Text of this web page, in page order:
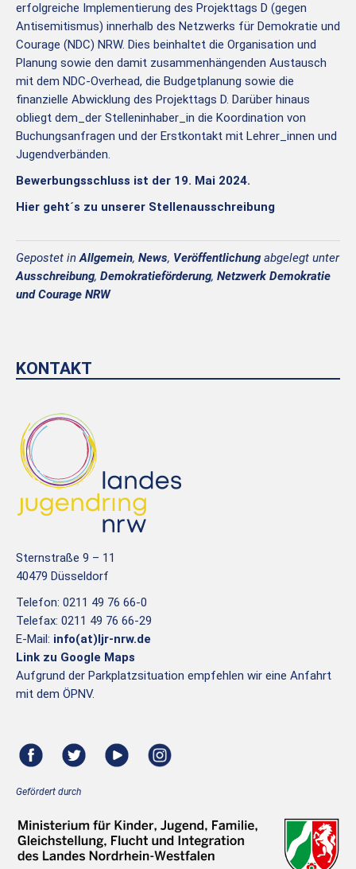
erfolgreiche Implementierung des Projekttags D (gegen
Antisemitismus) innerhalb des Netzwerks für Demokratie und
Courage (NDC) NRW. Dies beinhaltet die Organisation und
Planung sowie den damit zusammenhängenden Austausch
mit dem NDC-Overhead, die Budgetplanung sowie die
finanzielle Abwicklung des Projekttags D. Darüber hinaus
obliegt dem_der Stelleninhaber_in die Koordination von
Buchungsanfragen und der Erstkontakt mit Lehrer_innen und
Jugendverbänden.
Bewerbungsschluss ist der 19. Mai 2024.
Hier geht´s zu unserer Stellenausschreibung
Gepostet inAllgemein, News, Veröffentlichung abgelegt unter
Ausschreibung, Demokratieförderung, Netzwerk Demokratie
und Courage NRW
KONTAKT
Sternstraße 9 – 11
40479 Düsseldorf
Telefon: 0211 49 76 66-0
Telefax: 0211 49 76 66-29
E-Mail: info(at)ljr-nrw.de
Link zu Google Maps
Aufgrund der Parkplatzsituation empfehlen wir eine Anfahrt
mit dem ÖPNV.
Gefördert durch